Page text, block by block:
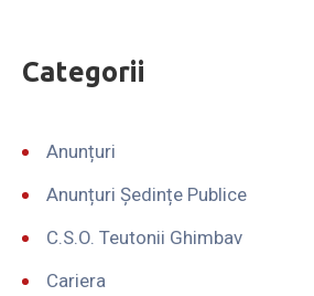
Categorii
Anunțuri
Anunțuri Ședințe Publice
C.S.O. Teutonii Ghimbav
Cariera